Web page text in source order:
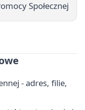
Społecznej
- adres, filie,